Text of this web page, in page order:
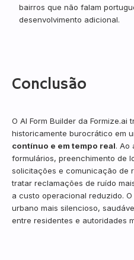
bairros que não falam
desenvolvimento adicional.
Conclusão
O AI Form Builder da Formize.ai
historicamente burocrático em
contínuo e em tempo real. Ao
formulários, preenchimento de
solicitações e comunicação de
tratar reclamações de ruído
a custo operacional reduzido.
urbano mais silencioso,
entre residentes e autoridades